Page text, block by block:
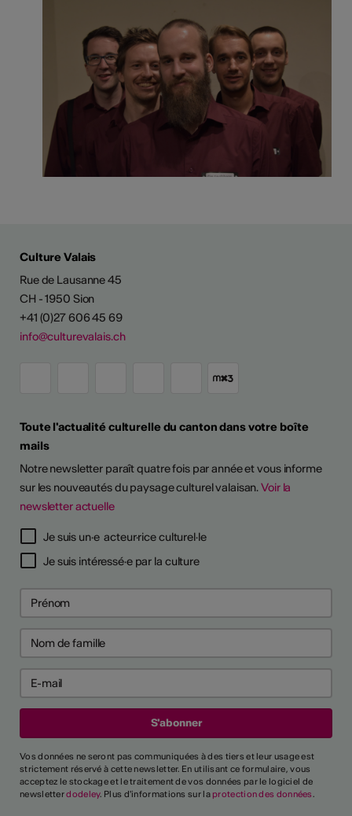
D'ARTISTES
Culture Valais
Rue de Lausanne 45
CH - 1950 Sion
+41 (0)27 606 45 69
info@culturevalais.ch
Toute l'actualité culturelle du canton dans votre boîte
mails
Notre newsletter paraît quatre fois par année et vous informe
sur les nouveautés du paysage culturel valaisan.Voir la
newsletter actuelle
Je suis un·e acteur·rice culturel·le
Je suis intéressé·e par la culture
Vos données ne seront pas communiquées à des tiers et leur usage est
strictement réservé à cette newsletter. En utilisant ce formulaire, vous
acceptez le stockage et le traitement de vos données par le logiciel de
newsletterdodeley. Plus d'informations sur la protection des données.